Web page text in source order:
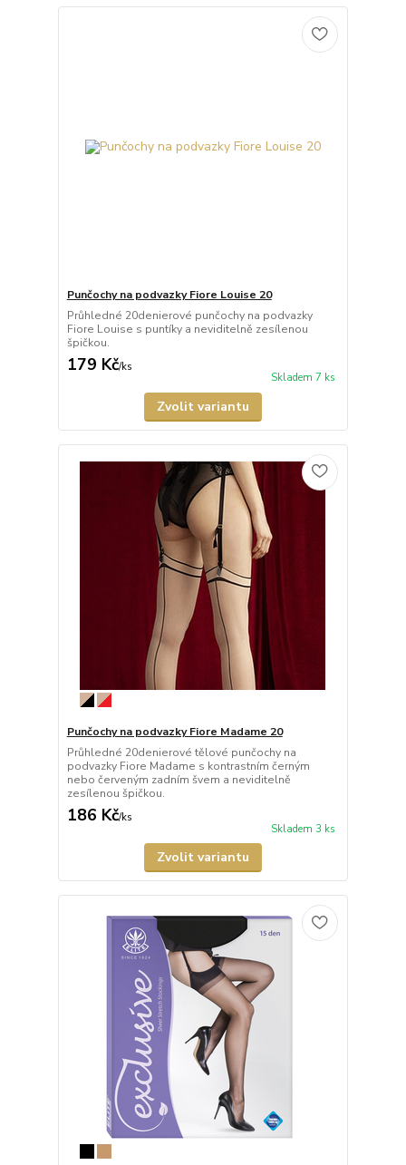
Punčochy na podvazky Fiore Louise 20
Průhledné 20denierové punčochy na podvazky
Fiore Louise s puntíky a neviditelně zesílenou
špičkou.
179 Kč/ks
Skladem 7 ks
Zvolit variantu
Punčochy na podvazky Fiore Madame 20
Průhledné 20denierové tělové punčochy na
podvazky Fiore Madame s kontrastním černým
nebo červeným zadním švem a neviditelně
zesílenou špičkou.
186 Kč/ks
Skladem 3 ks
Zvolit variantu